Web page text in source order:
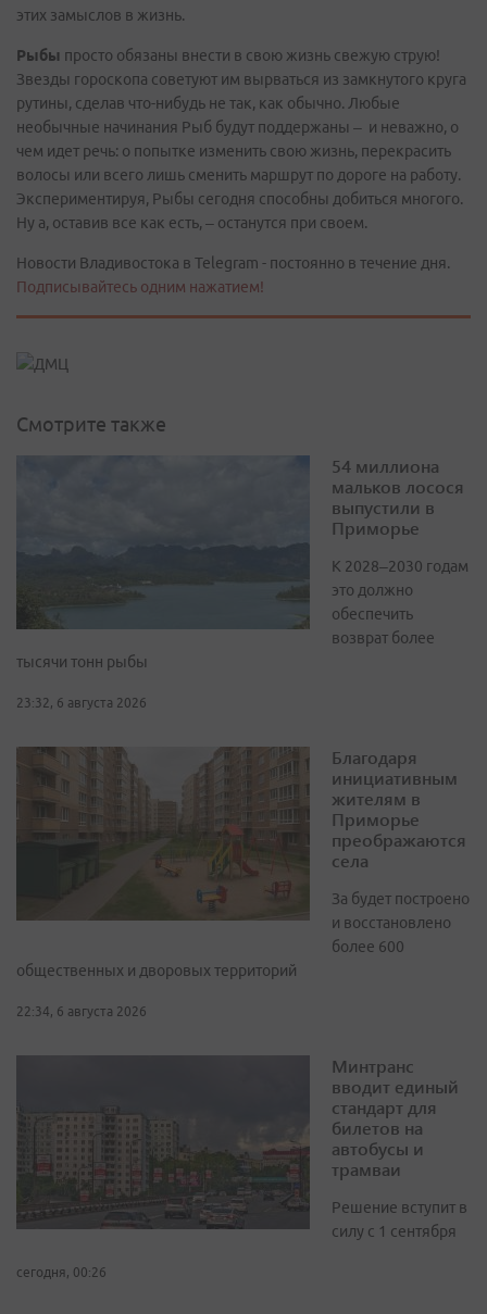
этих замыслов в жизнь.
Рыбы просто обязаны внести в свою жизнь свежую струю!
Звезды гороскопа советуют им вырваться из замкнутого круга
рутины, сделав что-нибудь не так, как обычно. Любые
необычные начинания Рыб будут поддержаны – и неважно, о
чем идет речь: о попытке изменить свою жизнь, перекрасить
волосы или всего лишь сменить маршрут по дороге на работу.
Экспериментируя, Рыбы сегодня способны добиться многого.
Ну а, оставив все как есть, – останутся при своем.
Новости Владивостока в Telegram - постоянно в течение дня.
Подписывайтесь одним нажатием!
Смотрите также
54 миллиона
мальков лосося
выпустили в
Приморье
К 2028–2030 годам
это должно
обеспечить
возврат более
тысячи тонн рыбы
23:32, 6 августа 2026
Благодаря
инициативным
жителям в
Приморье
преображаются
села
За будет построено
и восстановлено
более 600
общественных и дворовых территорий
22:34, 6 августа 2026
Минтранс
вводит единый
стандарт для
билетов на
автобусы и
трамваи
Решение вступит в
силу с 1 сентября
сегодня, 00:26